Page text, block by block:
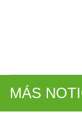
MÁS